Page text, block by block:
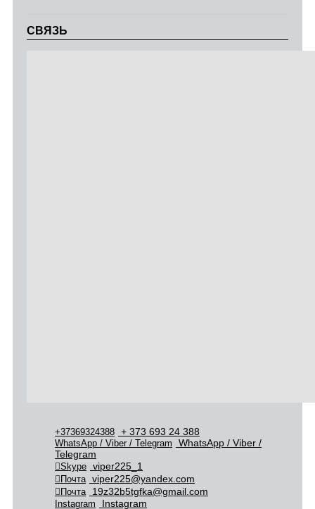
СВЯЗЬ
+37369324388 + 373 693 24 388
WhatsApp / Viber / Telegram
WhatsApp / Viber /
Telegram
Skype viper225_1
Почта viper225@yandex.com
Почта 19z32b5tgfka@gmail.com
Instagram Instagram